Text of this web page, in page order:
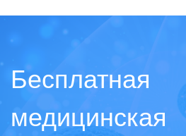
Бесплатная
медицинская